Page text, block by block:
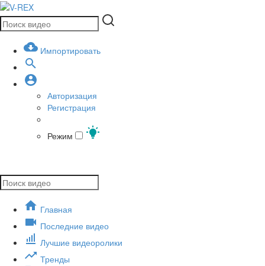
Импортировать
Авторизация
Регистрация
Режим
Главная
Последние видео
Лучшие видеоролики
Тренды